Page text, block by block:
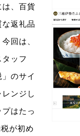
は、百貨
返礼品
回は、
ッフ
のサイ
ンジし
はたっ
が初め